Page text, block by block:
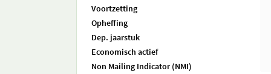
Voortzetting
Opheffing
Dep. jaarstuk
Economisch actief
Non Mailing Indicator (NMI)